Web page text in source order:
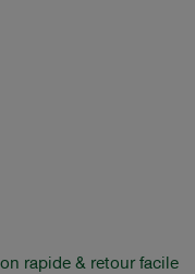
rapide & retour facile